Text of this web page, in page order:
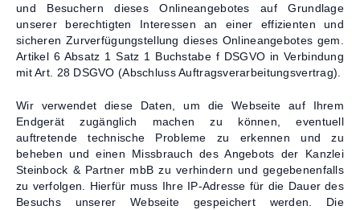
und Besuchern dieses Onlineangebotes auf Grundlage
unserer berechtigten Interessen an einer effizienten und
sicheren Zurverfügungstellung dieses Onlineangebotes gem.
Artikel 6 Absatz 1 Satz 1 Buchstabe f DSGVO in Verbindung
mit Art. 28 DSGVO (Abschluss Auftragsverarbeitungsvertrag).
Wir verwendet diese Daten, um die Webseite auf Ihrem
Endgerät zugänglich machen zu können, eventuell
auftretende technische Probleme zu erkennen und zu
beheben und einen Missbrauch des Angebots der Kanzlei
Steinbock & Partner mbB zu verhindern und gegebenenfalls
zu verfolgen. Hierfür muss Ihre IP-Adresse für die Dauer des
Besuchs unserer Webseite gespeichert werden. Die